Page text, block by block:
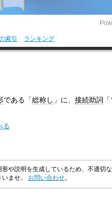
索引 ランキング
である「総称し 」に、 接続助詞
る
や説明を生成しているため、不適切な
ませ。 お問い合わせ。